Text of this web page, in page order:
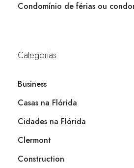
Condomínio de férias ou
Categorias
Business
Casas na Flórida
Cidades na Flórida
Clermont
Construction